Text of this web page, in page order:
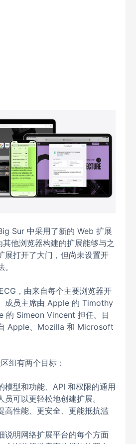
Sur 中采用了新的 Web 扩展
他浏览器构建的扩展能够与之
展打开了大门，但尚未设置开
，由来自每个主要浏览器开
成员主席由 Apple 的 Timothy
的 Simeon Vincent 担任。目
Apple、Mozilla 和 Microsoft
组有两个目标：
模型和功能、API 和权限的通用
员可以更轻松地创建扩展。
高性能、更安全、更能抵抗滥
说明网络扩展平台的每个方面